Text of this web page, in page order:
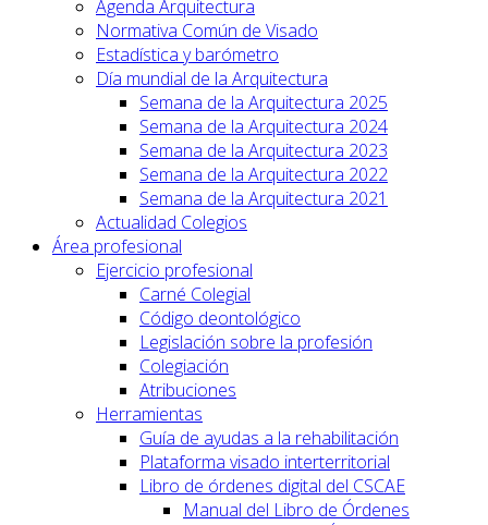
Agenda Arquitectura
Normativa Común de Visado
Estadística y barómetro
Día mundial de la Arquitectura
Semana de la Arquitectura 2025
Semana de la Arquitectura 2024
Semana de la Arquitectura 2023
Semana de la Arquitectura 2022
Semana de la Arquitectura 2021
Actualidad Colegios
Área profesional
Ejercicio profesional
Carné Colegial
Código deontológico
Legislación sobre la profesión
Colegiación
Atribuciones
Herramientas
Guía de ayudas a la rehabilitación
Plataforma visado interterritorial
Libro de órdenes digital del CSCAE
Manual del Libro de Órdenes